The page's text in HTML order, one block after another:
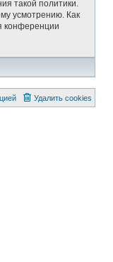
такой политики.
усмотрению. Как
конференции
Удалить cookies